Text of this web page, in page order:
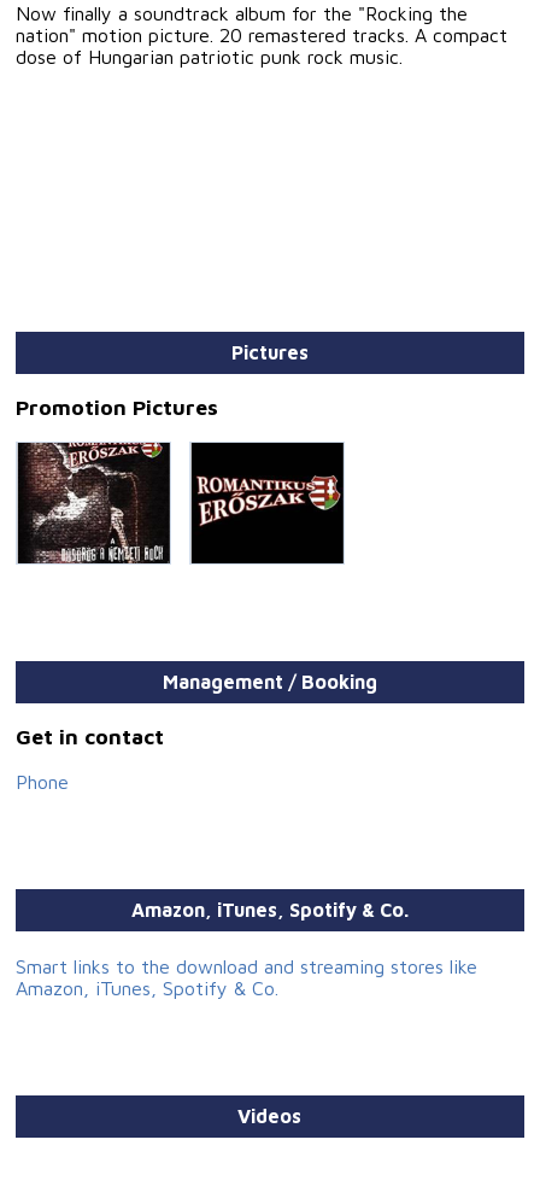
Now finally a soundtrack album for the "Rocking the
nation" motion picture. 20 remastered tracks. A compact
dose of Hungarian patriotic punk rock music.
Pictures
Promotion Pictures
Management / Booking
Get in contact
Phone
Amazon, iTunes, Spotify & Co.
Smart links to the download and streaming stores like
Amazon, iTunes, Spotify & Co.
Videos